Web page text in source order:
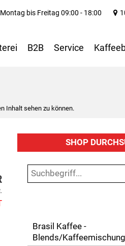
Inhalt sehen zu können.
Montag bis Freitag 09:00 - 18:00
B2B Service
SHOP
Brasil Kaffee -
Blends/